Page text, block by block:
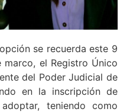
se recuerda este 9
el Registro Único
del Poder Judicial de
en la inscripción de
teniendo como